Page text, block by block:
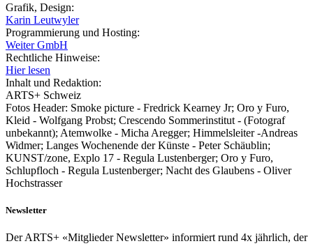
Grafik, Design:
Karin Leutwyler
Programmierung und Hosting:
Weiter GmbH
Rechtliche Hinweise:
Hier lesen
Inhalt und Redaktion:
ARTS+ Schweiz
Fotos Header: Smoke picture - Fredrick Kearney Jr; Oro y Furo,
Kleid - Wolfgang Probst; Crescendo Sommerinstitut - (Fotograf
unbekannt); Atemwolke - Micha Aregger; Himmelsleiter -Andreas
Widmer; Langes Wochenende der Künste - Peter Schäublin;
KUNST/zone, Explo 17 - Regula Lustenberger; Oro y Furo,
Schlupfloch - Regula Lustenberger; Nacht des Glaubens - Oliver
Hochstrasser
Newsletter
Der ARTS+ «Mitglieder Newsletter» informiert rund 4x jährlich, der